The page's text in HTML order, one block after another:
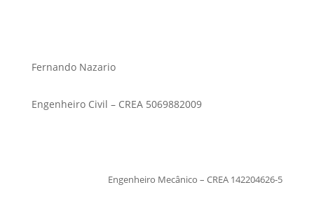
Fernando Nazario
Engenheiro Civil – CREA 5069882009
Engenheiro Mecânico – CREA 142204626-5